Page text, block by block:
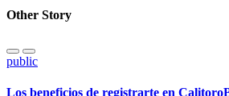
Other Story
public
Los beneficios de registrarte en